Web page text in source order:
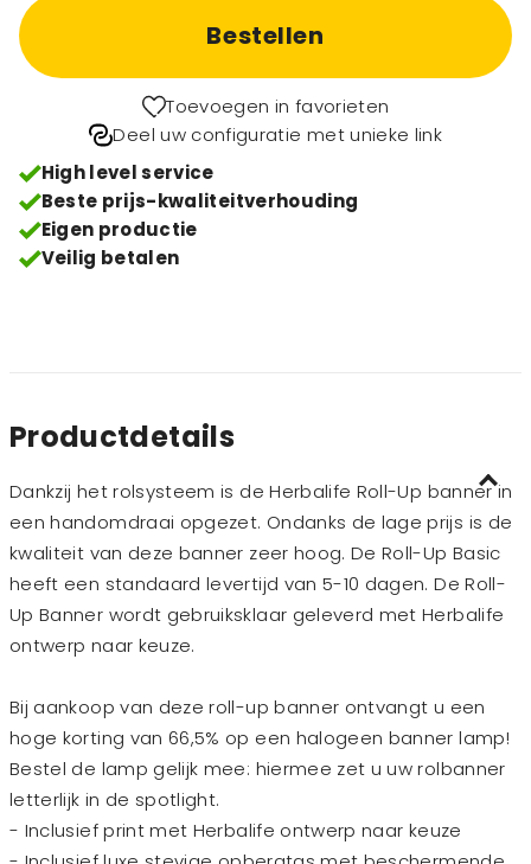
Bestellen
Toevoegen in favorieten
Deel uw configuratie met unieke link
High level service
Beste prijs-kwaliteitverhouding
Eigen productie
Veilig betalen
Productdetails
Dankzij het rolsysteem is de Herbalife Roll-Up banner in
een handomdraai opgezet. Ondanks de lage prijs is de
kwaliteit van deze banner zeer hoog. De Roll-Up Basic
heeft een standaard levertijd van 5-10 dagen. De Roll-
Up Banner wordt gebruiksklaar geleverd met Herbalife
ontwerp naar keuze.
Bij aankoop van deze roll-up banner ontvangt u een
hoge korting van 66,5% op een halogeen banner lamp!
Bestel de lamp gelijk mee: hiermee zet u uw rolbanner
letterlijk in de spotlight.
- Inclusief print met Herbalife ontwerp naar keuze